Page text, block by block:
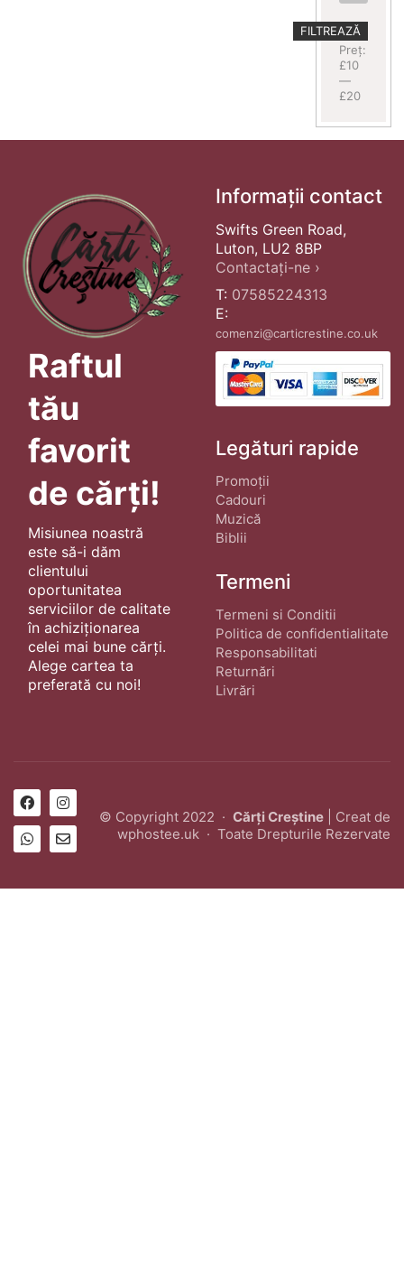
Preț
minim
Preț
maxim
FILTREAZĂ
Preț:
£10
—
£20
Raftul
tău
favorit
de cărți!
Misiunea noastră
este să-i dăm
clientului
oportunitatea
serviciilor de calitate
în achiziționarea
celei mai bune cărți.
Alege cartea ta
preferată cu noi!
Informații contact
Swifts Green Road,
Luton, LU2 8BP
Contactați-ne ›
T: 07585224313
E:
comenzi@carticrestine.co.uk
Legături rapide
Promoții
Cadouri
Muzică
Biblii
Termeni
Termeni si Conditii
Politica de confidentialitate
Responsabilitati
Returnări
Livrări
© Copyright 2022 · Cărți Creștine | Creat de
wphostee.uk · Toate Drepturile Rezervate